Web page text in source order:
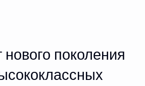
нового поколения